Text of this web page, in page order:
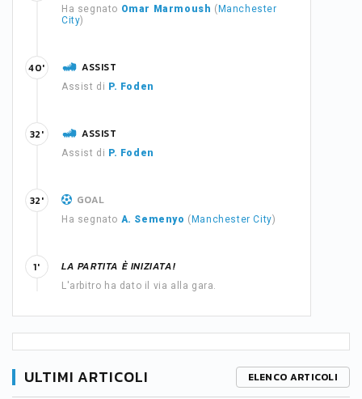
Ha segnato Omar Marmoush ( Manchester
City)
ASSIST
Assist di P. Foden
40'
ASSIST
Assist di P. Foden
32'
GOAL
Ha segnato A. Semenyo ( Manchester City)
32'
LA PARTITA È INIZIATA!
L'arbitro ha dato il via alla gara.
1'
ULTIMI ARTICOLI ELENCO ARTICOLI